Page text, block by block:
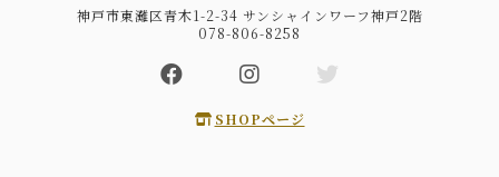
神戸市東灘区青木1-2-34 サンシャインワーフ神戸2階
078-806-8258
SHOPページ